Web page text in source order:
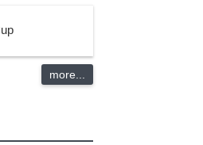
more...